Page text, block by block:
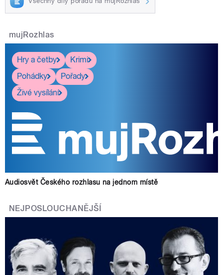
mujRozhlas
Hry a četby
Krimi
Pohádky
Pořady
Živé vysílání
Audiosvět Českého rozhlasu na jednom místě
NEJPOSLOUCHANĚJŠÍ